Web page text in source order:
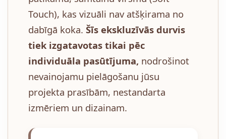
Touch), kas vizuāli nav atšķirama no
dabīgā koka. Šīs ekskluzīvās durvis
tiek izgatavotas tikai pēc
individuāla pasūtījuma, nodrošinot
nevainojamu pielāgošanu jūsu
projekta prasībām, nestandarta
izmēriem un dizainam.